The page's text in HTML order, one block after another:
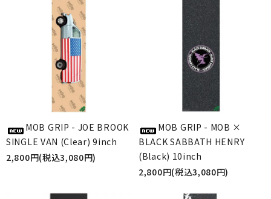
MOB GRIP - JOE BROOK
SINGLE VAN (Clear) 9inch
2,800円(税込3,080円)
MOB GRIP - MOB ×
BLACK SABBATH HENRY
(Black) 10inch
2,800円(税込3,080円)